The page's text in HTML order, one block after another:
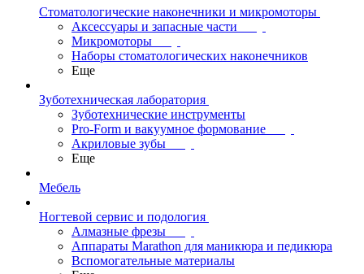
Стоматологические наконечники и микромоторы
Аксессуары и запасные части
Микромоторы
Наборы стоматологических наконечников
Еще
Зуботехническая лаборатория
Зуботехнические инструменты
Pro-Form и вакуумное формование
Акриловые зубы
Еще
Мебель
Ногтевой сервис и подология
Алмазные фрезы
Аппараты Marathon для маникюра и педикюра
Вспомогательные материалы